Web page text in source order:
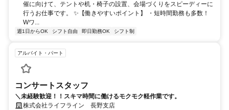
催に向けて、テントや机・椅子の設置、会場づくりをスピーディーに
行うお仕事です。 ✨【働きやすいポイント】 ・短時間勤務も多数！
Wワ...
週1日からOK シフト自由 即日勤務OK シフト制
アルバイト・パート
コンサートスタッフ
＼未経験歓迎！！スキマ時間に働けるモクモク軽作業です。
株式会社ライフライン 長野支店